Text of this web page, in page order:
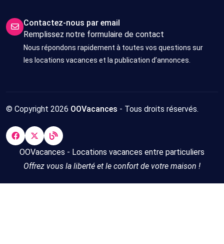
Contactez-nous par email
Remplissez notre formulaire de contact
Nous répondons rapidement à toutes vos questions sur
les locations vacances et la publication d’annonces.
© Copyright 2026 OOVacances - Tous droits réservés.
OOVacances - Locations vacances entre particuliers
Offrez vous la liberté et le confort de votre maison !